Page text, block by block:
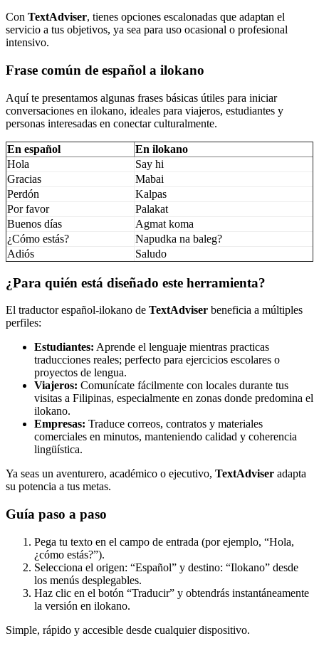
Con TextAdviser, tienes opciones escalonadas que adaptan el
servicio a tus objetivos, ya sea para uso ocasional o profesional
intensivo.
Frase común de español a ilokano
Aquí te presentamos algunas frases básicas útiles para iniciar
conversaciones en ilokano, ideales para viajeros, estudiantes y
personas interesadas en conectar culturalmente.
En español
En ilokano
Hola
Say hi
Gracias
Mabai
Perdón
Kalpas
Por favor
Palakat
Buenos días
Agmat koma
¿Cómo estás?
Napudka na baleg?
Adiós
Saludo
¿Para quién está diseñado este herramienta?
El traductor español-ilokano de TextAdviser beneficia a múltiples
perfiles:
Estudiantes: Aprende el lenguaje mientras practicas
traducciones reales; perfecto para ejercicios escolares o
proyectos de lengua.
Viajeros: Comunícate fácilmente con locales durante tus
visitas a Filipinas, especialmente en zonas donde predomina el
ilokano.
Empresas: Traduce correos, contratos y materiales
comerciales en minutos, manteniendo calidad y coherencia
lingüística.
Ya seas un aventurero, académico o ejecutivo, TextAdviser adapta
su potencia a tus metas.
Guía paso a paso
Pega tu texto en el campo de entrada (por ejemplo, “Hola,
¿cómo estás?”).
Selecciona el origen: “Español” y destino: “Ilokano” desde
los menús desplegables.
Haz clic en el botón “Traducir” y obtendrás instantáneamente
la versión en ilokano.
Simple, rápido y accesible desde cualquier dispositivo.